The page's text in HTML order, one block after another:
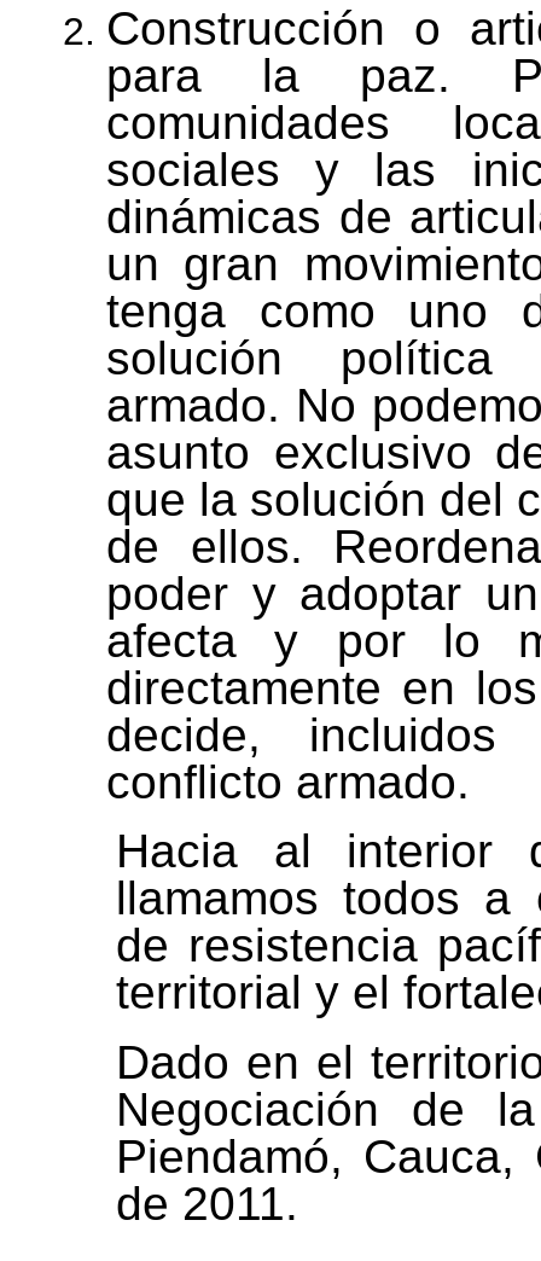
Construcción o
para la paz.
comunidades
sociales y las
dinámicas de
un gran
tenga como uno
solución política
armado. No
asunto exclusivo
que la solución del
de ellos.
poder y adoptar
afecta y por lo
directamente en
decide,
conflicto armado.
Hacia al interior
llamamos todos a
de resistencia
territorial y el
Dado en el
Negociación de
Piendamó,
de 2011.